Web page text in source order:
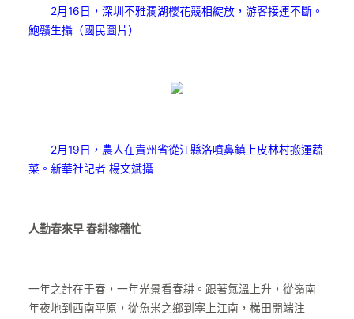
2月16日，深圳不雅瀾湖櫻花競相綻放，游客接連不斷。
鮑贛生攝（國民圖片）
2月19日，農人在貴州省從江縣洛噴鼻鎮上皮林村搬運蔬
菜。新華社記者 楊文斌攝
人勤春來早 春耕稼穡忙
一年之計在于春，一年光景看春耕。跟著氣溫上升，從嶺南
年夜地到西南平原，從魚米之鄉到塞上江南，梯田開端注